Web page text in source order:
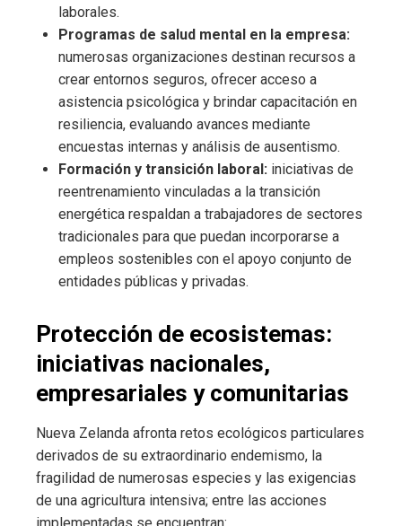
laborales.
Programas de salud mental en la empresa:
numerosas organizaciones destinan recursos a
crear entornos seguros, ofrecer acceso a
asistencia psicológica y brindar capacitación en
resiliencia, evaluando avances mediante
encuestas internas y análisis de ausentismo.
Formación y transición laboral: iniciativas de
reentrenamiento vinculadas a la transición
energética respaldan a trabajadores de sectores
tradicionales para que puedan incorporarse a
empleos sostenibles con el apoyo conjunto de
entidades públicas y privadas.
Protección de ecosistemas:
iniciativas nacionales,
empresariales y comunitarias
Nueva Zelanda afronta retos ecológicos particulares
derivados de su extraordinario endemismo, la
fragilidad de numerosas especies y las exigencias
de una agricultura intensiva; entre las acciones